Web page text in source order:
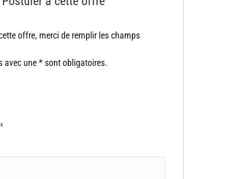
offre, merci de remplir les champs
avec une * sont obligatoires.